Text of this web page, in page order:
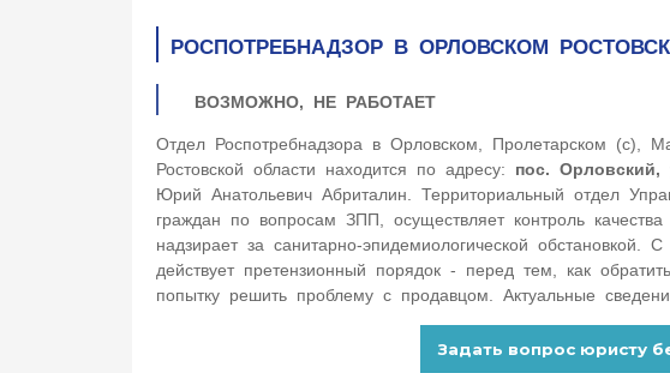
РОСПОТРЕБНАДЗОР В ОРЛОВСКОМ
ВОЗМОЖНО, НЕ РАБОТАЕТ
Отдел Роспотребнадзора в Орловском, Пролетарском (с),
Ростовской области находится по адресу: пос.
Юрий Анатольевич Абриталин. Территориальный отдел
граждан по вопросам ЗПП, осуществляет контроль
надзирает за санитарно-эпидемиологической
действует претензионный порядок - перед тем, как
попытку решить проблему с продавцом. Актуальные